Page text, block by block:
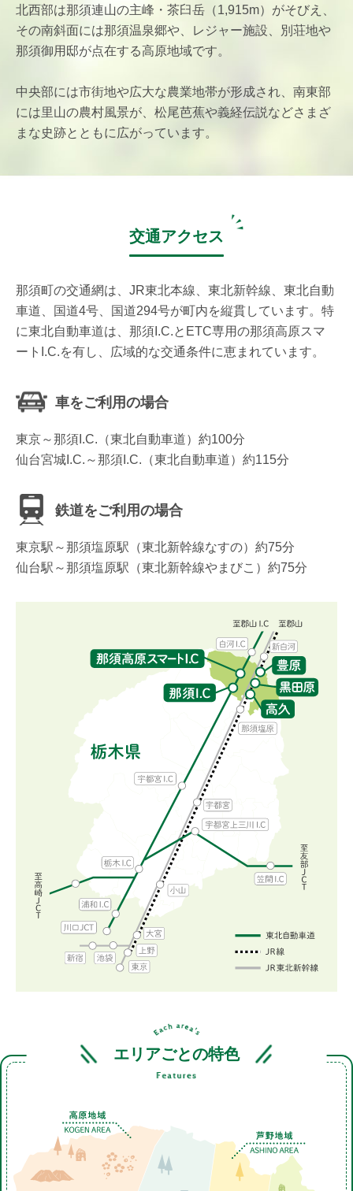
北西部は那須連山の主峰・茶臼岳（1,915m）がそびえ、
その南斜面には那須温泉郷や、レジャー施設、別荘地や
那須御用邸が点在する高原地域です。
中央部には市街地や広大な農業地帯が形成され、南東部
には里山の農村風景が、松尾芭蕉や義経伝説などさまざ
まな史跡とともに広がっています。
交通アクセス
那須町の交通網は、JR東北本線、東北新幹線、東北自動
車道、国道4号、国道294号が町内を縦貫しています。特
に東北自動車道は、那須I.C.とETC専用の那須高原スマ
ートI.C.を有し、広域的な交通条件に恵まれています。
車をご利用の場合
東京～那須I.C.（東北自動車道）約100分
仙台宮城I.C.～那須I.C.（東北自動車道）約115分
鉄道をご利用の場合
東京駅～那須塩原駅（東北新幹線なすの）約75分
仙台駅～那須塩原駅（東北新幹線やまびこ）約75分
エリアごとの特色